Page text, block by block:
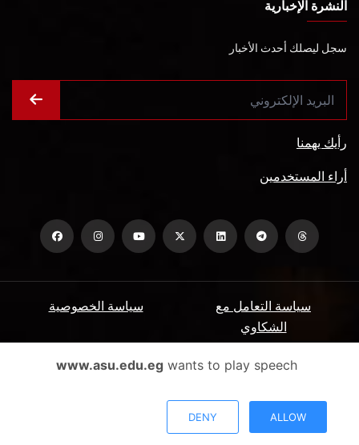
النشرة الإخبارية
سجل ليصلك أحدث الأخبار
رأيك يهمنا
أراء المستخدمين
سياسة الخصوصية
سياسة التعامل مع
الشكاوي
الأسئلة الشائعة ميثاق المتعاملين
جميع الحقوق محفوظة جامعة عين شمس - البوابة الإلكترونية © 2026
www.asu.edu.egwants to play speech
DENY ALLOW